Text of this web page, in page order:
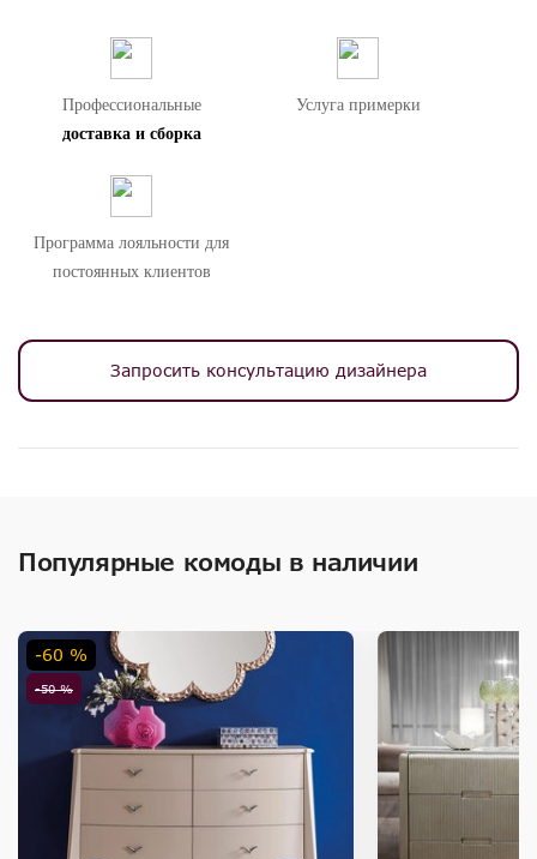
Профессиональные
доставка и сборка
Услуга примерки
Программа лояльности для
постоянных клиентов
Запросить консультацию дизайнера
Популярные комоды в наличии
-50 %
-60 %